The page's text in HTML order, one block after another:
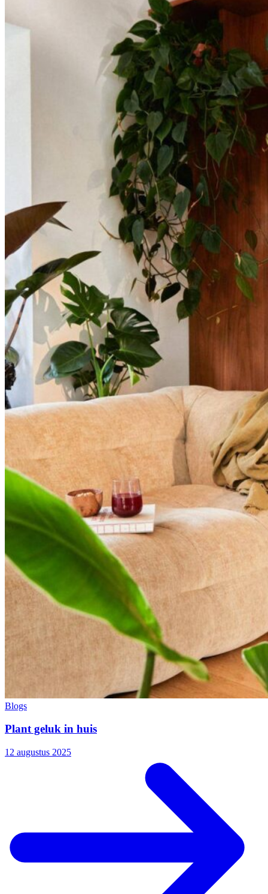
Blogs
Plant geluk in huis
12 augustus 2025